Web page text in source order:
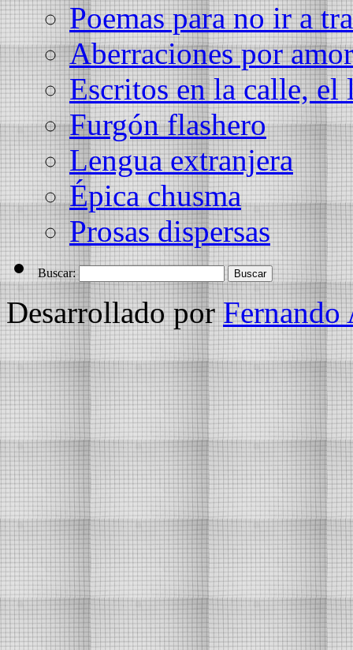
Poemas para no ir a
Aberraciones por amor
Escritos en la calle, el
Furgón flashero
Lengua extranjera
Épica chusma
Prosas dispersas
Buscar:
Desarrollado porFernando